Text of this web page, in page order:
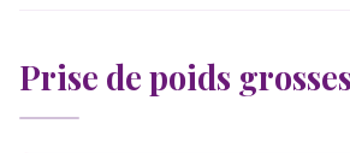
Numéros utiles
Acte de naissance
Date accouchement
Vaccination bébé
Prise de poids